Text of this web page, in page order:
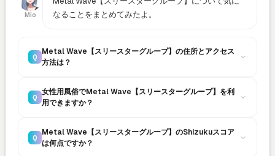
Mio
なることをまとめてみたよ。
Q
Metal Wave【スリースターグループ】の住所とアクセス
方法は？
Q
女性用風俗でMetal Wave【スリースターグループ】を利
用できますか？
Q
Metal Wave【スリースターグループ】のShizukuスコア
は何点ですか？